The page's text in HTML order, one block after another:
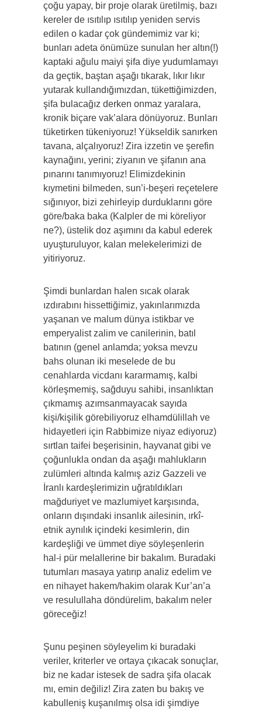
çoğu yapay, bir proje olarak üretilmiş, bazı
kereler de ısıtılıp ısıtılıp yeniden servis
edilen o kadar çok gündemimiz var ki;
bunları adeta önümüze sunulan her altın(!)
kaptaki ağulu maiyi şifa diye yudumlamayı
da geçtik, baştan aşağı tıkarak, lıkır lıkır
yutarak kullandığımızdan, tükettiğimizden,
şifa bulacağız derken onmaz yaralara,
kronik biçare vak’alara dönüyoruz. Bunları
tüketirken tükeniyoruz! Yükseldik sanırken
tavana, alçalıyoruz! Zira izzetin ve şerefin
kaynağını, yerini; ziyanın ve şifanın ana
pınarını tanımıyoruz! Elimizdekinin
kıymetini bilmeden, sun’i-beşeri reçetelere
sığınıyor, bizi zehirleyip durduklarını göre
göre/baka baka (Kalpler de mi köreliyor
ne?), üstelik doz aşımını da kabul ederek
uyuşturuluyor, kalan melekelerimizi de
yitiriyoruz.
Şimdi bunlardan halen sıcak olarak
ızdırabını hissettiğimiz, yakınlarımızda
yaşanan ve malum dünya istikbar ve
emperyalist zalim ve canilerinin, batıl
batının (genel anlamda; yoksa mevzu
bahs olunan iki meselede de bu
cenahlarda vicdanı kararmamış, kalbi
körleşmemiş, sağduyu sahibi, insanlıktan
çıkmamış azımsanmayacak sayıda
kişi/kişilik görebiliyoruz elhamdülillah ve
hidayetleri için Rabbimize niyaz ediyoruz)
sırtlan taifei beşerisinin, hayvanat gibi ve
çoğunlukla ondan da aşağı mahlukların
zulümleri altında kalmış aziz Gazzeli ve
İranlı kardeşlerimizin uğratıldıkları
mağduriyet ve mazlumiyet karşısında,
onların dışındaki insanlık ailesinin, ırkî-
etnik aynılık içindeki kesimlerin, din
kardeşliği ve ümmet diye söyleşenlerin
hal-i pür melallerine bir bakalım. Buradaki
tutumları masaya yatırıp analiz edelim ve
en nihayet hakem/hakim olarak Kur’an’a
ve resulullaha döndürelim, bakalım neler
göreceğiz!
Şunu peşinen söyleyelim ki buradaki
veriler, kriterler ve ortaya çıkacak sonuçlar,
biz ne kadar istesek de sadra şifa olacak
mı, emin değiliz! Zira zaten bu bakış ve
kabulleniş kuşanılmış olsa idi şimdiye